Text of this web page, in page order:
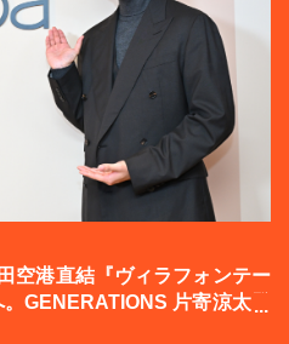
空港直結『ヴィラフォンテー
GENERATIONS 片寄涼太登